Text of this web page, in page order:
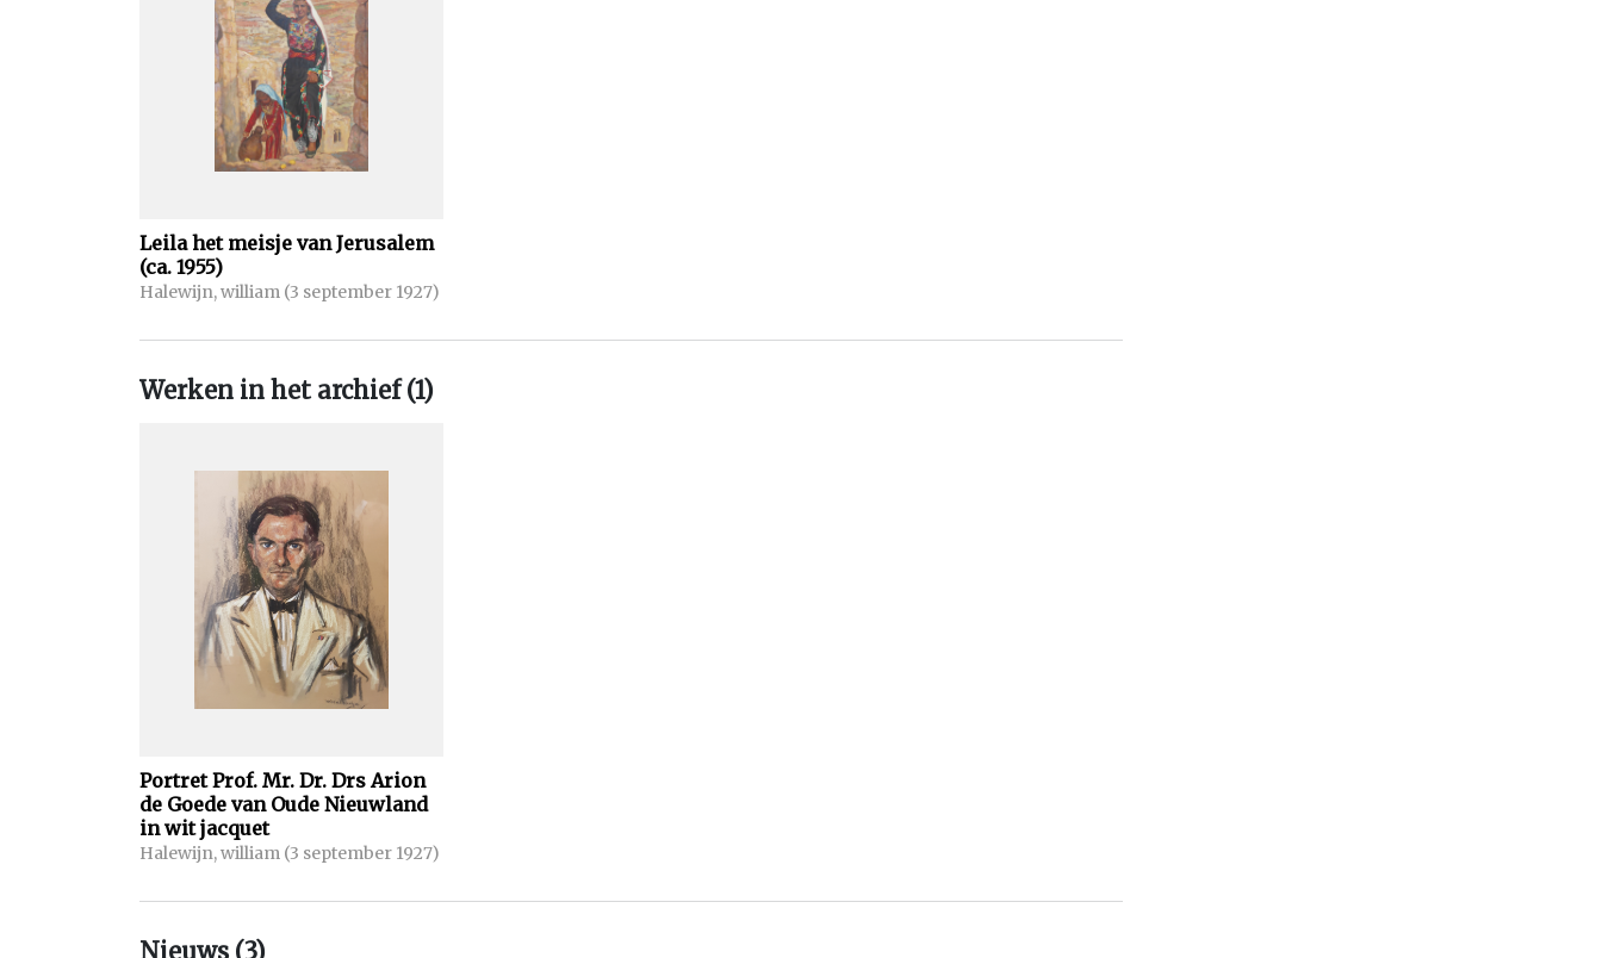
Leila het meisje van Jerusalem
(ca. 1955)
Halewijn, william (3 september 1927)
Werken in het archief (1)
Portret Prof. Mr. Dr. Drs Arion
de Goede van Oude Nieuwland
in wit jacquet
Halewijn, william (3 september 1927)
Nieuws (3)